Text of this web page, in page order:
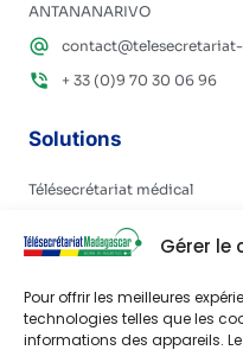
Gérer le
Pour offrir les meilleures
technologies telles que les
informations des appareils.
ANTANANARIVO
+ 33 (0)9 70 30 06 96
Solutions
Télésecrétariat médical
Madagascar